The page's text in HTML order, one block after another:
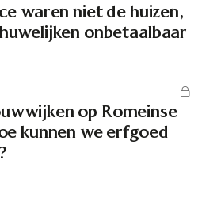
waren niet de huizen,
onbetaalbaar
op Romeinse
kunnen we erfgoed